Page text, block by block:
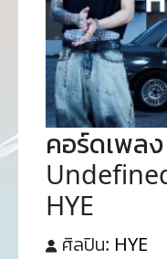
คอร์ดเพลง
HYE
ศิลปิน: HYE